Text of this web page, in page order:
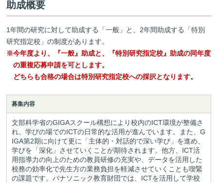
助成概要
1年間の研究に対して助成する「一般」と、2年間助成する「特別
研究指定校」の制度があります。
※今年度より、『一般』助成と、『特別研究指定校』助成の同年度
の重複応募申請を可とします。
どちらも合格の場合は特別研究指定校への採択となります。
募集内容
文部科学省のGIGAスクール構想により校内のICT環境が整備さ
れ、学びの場でのICTの日常的な活用が進んでいます。また、G
IGA第2期に向けて更に「主体的・対話的で深い学び」を進め、
学びを「深化」させていくことが期待されます。他方、ICT活
用指導力の向上のための教員研修の充実や、データを活用した
校務の効率化で先生方の業務負担を軽減させていくことも喫緊
の課題です。パナソニック教育財団では、ICTを活用して学校